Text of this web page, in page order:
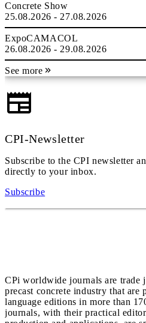
Concrete Show
25.08.2026 - 27.08.2026
ExpoCAMACOL
26.08.2026 - 29.08.2026
See more
CPI-Newsletter
Subscribe to the CPI newsletter
directly to your inbox.
Subscribe
CPi worldwide journals are trade
precast concrete industry that
language editions in more than
journals, with their practical